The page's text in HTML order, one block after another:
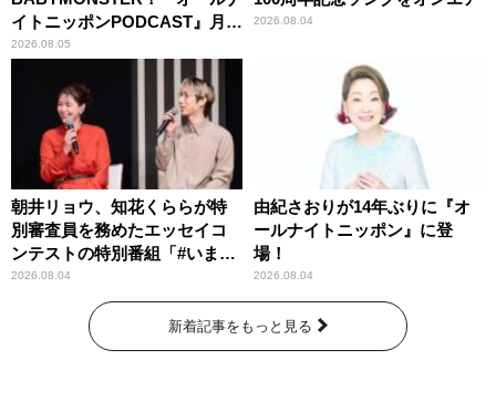
イトニッポンPODCAST』月替
わりパーソナリティ
2026.08.05
2026.08.04
朝井リョウ、知花くららが特
別審査員を務めたエッセイコ
ンテストの特別番組「#いまあ
なたに伝えたいこと」
2026.08.04
由紀さおりが14年ぶりに『オ
ールナイトニッポン』に登
場！
2026.08.04
新着記事をもっと見る